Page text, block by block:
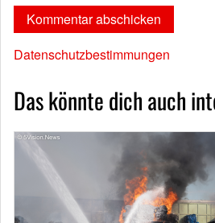
Datenschutzbestimmungen
Das könnte dich auch